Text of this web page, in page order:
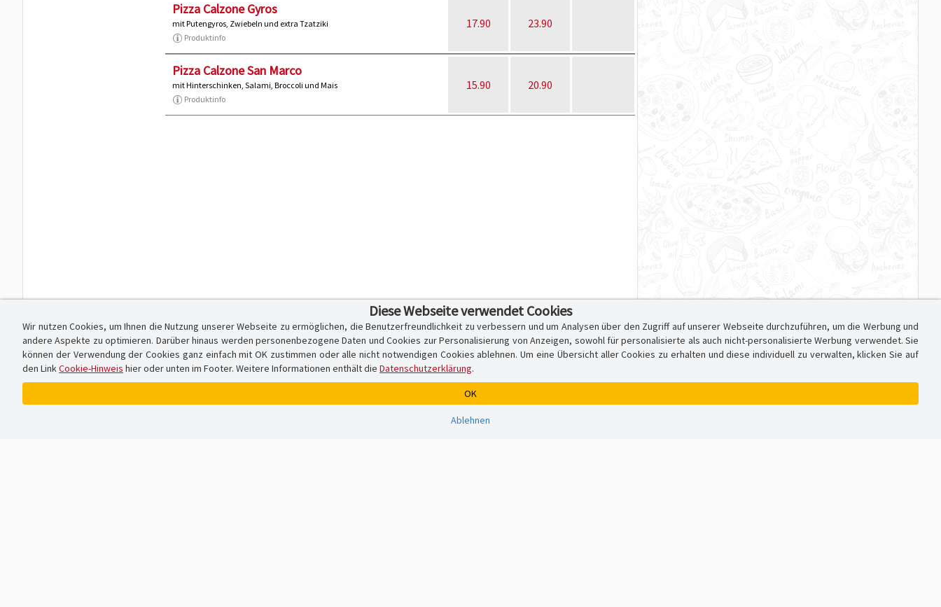
Pizza Calzone Gyros
mit Putengyros, Zwiebeln und extra Tzatziki
Produktinfo
17.90 23.90
Pizza Calzone San Marco
mit Hinterschinken, Salami, Broccoli und Mais
Produktinfo
15.90 20.90
Diese Webseite verwendet Cookies
Wir nutzen Cookies, um Ihnen die Nutzung unserer Webseite zu ermöglichen, die Benutzerfreundlichkeit zu verbessern und um Analysen über den Zugriff auf unserer Webseite durchzuführen, um die Werbung und
andere Aspekte zu optimieren. Darüber hinaus werden personenbezogene Daten und Cookies zur Personalisierung von Anzeigen, sowohl für personalisierte als auch nicht-personalisierte Werbung verwendet. Sie
können der Verwendung der Cookies ganz einfach mit OK zustimmen oder alle nicht notwendigen Cookies ablehnen. Um eine Übersicht aller Cookies zu erhalten und diese individuell zu verwalten, klicken Sie auf
den LinkCookie-Hinweis hier oder unten im Footer. Weitere Informationen enthält die Datenschutzerklärung.
OK
Ablehnen